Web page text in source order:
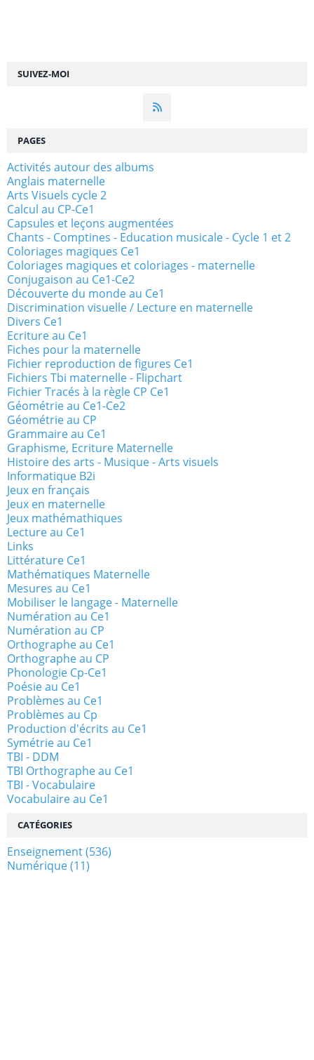
SUIVEZ-MOI
PAGES
Activités autour des albums
Anglais maternelle
Arts Visuels cycle 2
Calcul au CP-Ce1
Capsules et leçons augmentées
Chants - Comptines - Education musicale - Cycle 1 et 2
Coloriages magiques Ce1
Coloriages magiques et coloriages - maternelle
Conjugaison au Ce1-Ce2
Découverte du monde au Ce1
Discrimination visuelle / Lecture en maternelle
Divers Ce1
Ecriture au Ce1
Fiches pour la maternelle
Fichier reproduction de figures Ce1
Fichiers Tbi maternelle - Flipchart
Fichier Tracés à la règle CP Ce1
Géométrie au Ce1-Ce2
Géométrie au CP
Grammaire au Ce1
Graphisme, Ecriture Maternelle
Histoire des arts - Musique - Arts visuels
Informatique B2i
Jeux en français
Jeux en maternelle
Jeux mathémathiques
Lecture au Ce1
Links
Littérature Ce1
Mathématiques Maternelle
Mesures au Ce1
Mobiliser le langage - Maternelle
Numération au Ce1
Numération au CP
Orthographe au Ce1
Orthographe au CP
Phonologie Cp-Ce1
Poésie au Ce1
Problèmes au Ce1
Problèmes au Cp
Production d'écrits au Ce1
Symétrie au Ce1
TBI - DDM
TBI Orthographe au Ce1
TBI - Vocabulaire
Vocabulaire au Ce1
CATÉGORIES
Enseignement(536)
Numérique(11)